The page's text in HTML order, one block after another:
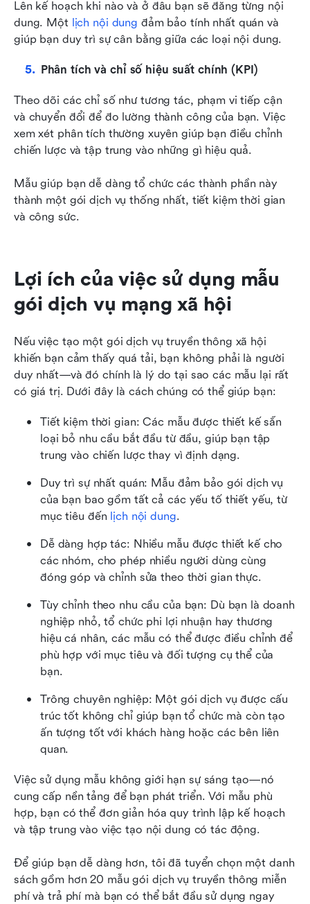
Lên kế hoạch khi nào và ở đâu bạn sẽ đăng từng nội
dung. Một lịch nội dung đảm bảo tính nhất quán và
giúp bạn duy trì sự cân bằng giữa các loại nội dung.
Phân tích và chỉ số hiệu suất chính (KPI)
Theo dõi các chỉ số như tương tác, phạm vi tiếp cận
và chuyển đổi để đo lường thành công của bạn. Việc
xem xét phân tích thường xuyên giúp bạn điều chỉnh
chiến lược và tập trung vào những gì hiệu quả.
Mẫu giúp bạn dễ dàng tổ chức các thành phần này
thành một gói dịch vụ thống nhất, tiết kiệm thời gian
và công sức.
Lợi ích của việc sử dụng mẫu
gói dịch vụ mạng xã hội
Nếu việc tạo một gói dịch vụ truyền thông xã hội
khiến bạn cảm thấy quá tải, bạn không phải là người
duy nhất—và đó chính là lý do tại sao các mẫu lại rất
có giá trị. Dưới đây là cách chúng có thể giúp bạn:
Tiết kiệm thời gian: Các mẫu được thiết kế sẵn
loại bỏ nhu cầu bắt đầu từ đầu, giúp bạn tập
trung vào chiến lược thay vì định dạng.
Duy trì sự nhất quán: Mẫu đảm bảo gói dịch vụ
của bạn bao gồm tất cả các yếu tố thiết yếu, từ
mục tiêu đến lịch nội dung.
Dễ dàng hợp tác: Nhiều mẫu được thiết kế cho
các nhóm, cho phép nhiều người dùng cùng
đóng góp và chỉnh sửa theo thời gian thực.
Tùy chỉnh theo nhu cầu của bạn: Dù bạn là doanh
nghiệp nhỏ, tổ chức phi lợi nhuận hay thương
hiệu cá nhân, các mẫu có thể được điều chỉnh để
phù hợp với mục tiêu và đối tượng cụ thể của
bạn.
Trông chuyên nghiệp: Một gói dịch vụ được cấu
trúc tốt không chỉ giúp bạn tổ chức mà còn tạo
ấn tượng tốt với khách hàng hoặc các bên liên
quan.
Việc sử dụng mẫu không giới hạn sự sáng tạo—nó
cung cấp nền tảng để bạn phát triển. Với mẫu phù
hợp, bạn có thể đơn giản hóa quy trình lập kế hoạch
và tập trung vào việc tạo nội dung có tác động.
Để giúp bạn dễ dàng hơn, tôi đã tuyển chọn một danh
sách gồm hơn 20 mẫu gói dịch vụ truyền thông miễn
phí và trả phí mà bạn có thể bắt đầu sử dụng ngay